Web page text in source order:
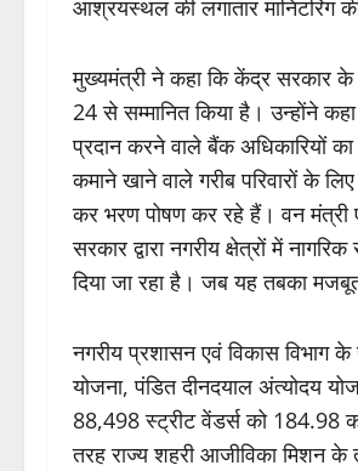
आश्रयस्थल की लगातार मानिटरिंग
मुख्यमंत्री ने कहा कि केंद्र सरकार के
24 से सम्मानित किया है। उन्होंने
प्रदान करने वाले बैंक अधिकारियों
कमाने खाने वाले गरीब परिवारों के
कर भरण पोषण कर रहे हैं। वन मंत्री
सरकार द्वारा नगरीय क्षेत्रों में
दिया जा रहा है। जब यह तबका
नगरीय प्रशासन एवं विकास विभाग
योजना, पंडित दीनदयाल अंत्योदय
88,498 स्ट्रीट वेंडर्स को 184.98
तरह राज्य शहरी आजीविका मिशन